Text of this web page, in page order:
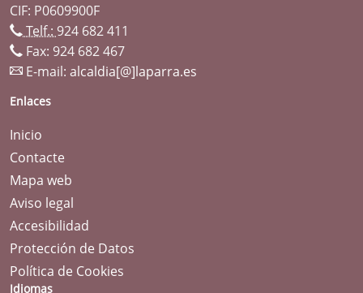
CIF: P0609900F
Telf.: 924 682 411
Fax: 924 682 467
E-mail: alcaldia[@]laparra.es
Enlaces
Inicio
Contacte
Mapa web
Aviso legal
Accesibilidad
Protección de Datos
Política de Cookies
Idiomas